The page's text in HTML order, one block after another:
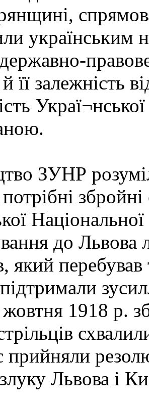
українським
її залежність
ЗУНР
до Львова
який
підтримали
1918 p.
прийняли
Львова і